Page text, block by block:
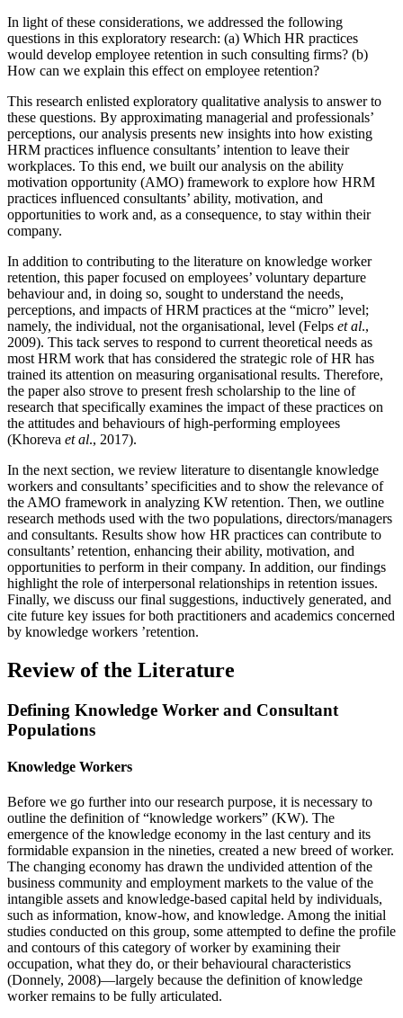
In light of these considerations, we addressed the following
questions in this exploratory research: (a) Which HR practices
would develop employee retention in such consulting firms? (b)
How can we explain this effect on employee retention?
This research enlisted exploratory qualitative analysis to answer to
these questions. By approximating managerial and professionals’
perceptions, our analysis presents new insights into how existing
HRM practices influence consultants’ intention to leave their
workplaces. To this end, we built our analysis on the ability
motivation opportunity (AMO) framework to explore how HRM
practices influenced consultants’ ability, motivation, and
opportunities to work and, as a consequence, to stay within their
company.
In addition to contributing to the literature on knowledge worker
retention, this paper focused on employees’ voluntary departure
behaviour and, in doing so, sought to understand the needs,
perceptions, and impacts of HRM practices at the “micro” level;
namely, the individual, not the organisational, level (Felps et al.,
2009). This tack serves to respond to current theoretical needs as
most HRM work that has considered the strategic role of HR has
trained its attention on measuring organisational results. Therefore,
the paper also strove to present fresh scholarship to the line of
research that specifically examines the impact of these practices on
the attitudes and behaviours of high-performing employees
(Khoreva et al., 2017).
In the next section, we review literature to disentangle knowledge
workers and consultants’ specificities and to show the relevance of
the AMO framework in analyzing KW retention. Then, we outline
research methods used with the two populations, directors/managers
and consultants. Results show how HR practices can contribute to
consultants’ retention, enhancing their ability, motivation, and
opportunities to perform in their company. In addition, our findings
highlight the role of interpersonal relationships in retention issues.
Finally, we discuss our final suggestions, inductively generated, and
cite future key issues for both practitioners and academics concerned
by knowledge workers ’retention.
Review of the Literature
Defining Knowledge Worker and Consultant
Populations
Knowledge Workers
Before we go further into our research purpose, it is necessary to
outline the definition of “knowledge workers” (KW). The
emergence of the knowledge economy in the last century and its
formidable expansion in the nineties, created a new breed of worker.
The changing economy has drawn the undivided attention of the
business community and employment markets to the value of the
intangible assets and knowledge-based capital held by individuals,
such as information, know-how, and knowledge. Among the initial
studies conducted on this group, some attempted to define the profile
and contours of this category of worker by examining their
occupation, what they do, or their behavioural characteristics
(Donnely, 2008)—largely because the definition of knowledge
worker remains to be fully articulated.